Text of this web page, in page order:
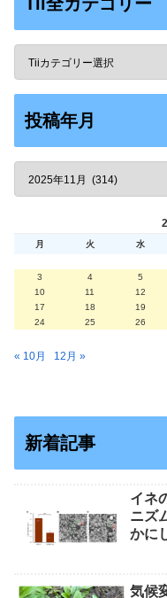
投稿年月
月 火 水
3
4 5
10
11 12
17
18 19
24
25 26
« 10月 12月 »
新着記事
イネ
ニズ
かに
気候